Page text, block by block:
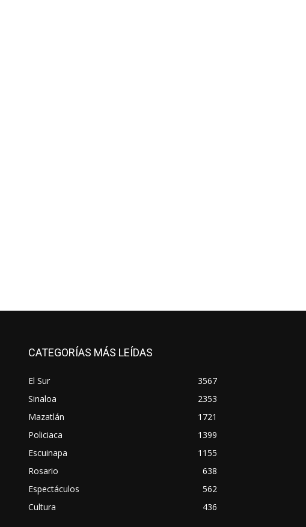
CATEGORÍAS MÁS LEÍDAS
El Sur
3567
Sinaloa
2353
Mazatlán
1721
Policiaca
1399
Escuinapa
1155
Rosario
638
Espectáculos
562
Cultura
436